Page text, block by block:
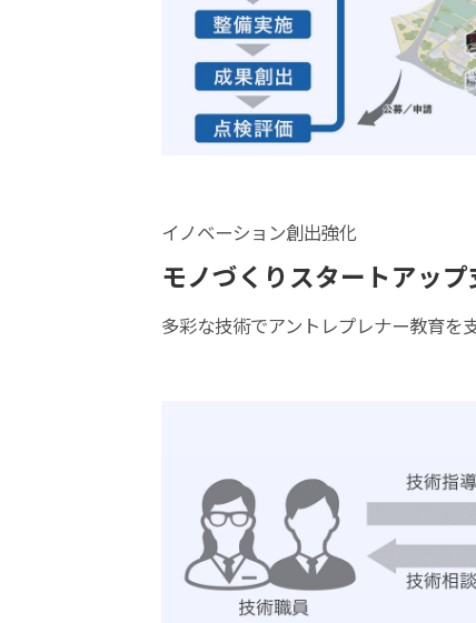
イノベーション創出強化
モノづくりスタートアップ
多彩な技術でアントレプレナー教育を